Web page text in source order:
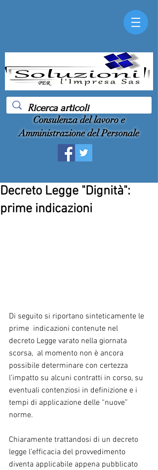
Consulenza del lavoro e
Amministrazione del Personale
Decreto Legge "Dignità":
prime indicazioni
Di seguito si riportano sinteticamente le
prime  indicazioni contenute nel
decreto Legge varato nella giornata
scorsa,  al momento non è ancora
possibile determinare con certezza
l’impatto su alcuni contratti in corso, su
eventuali contenziosi in definizione e i
tempi di applicazione delle “nuove”
norme.
Chiaramente trattandosi di un decreto
legge l’efficacia del provvedimento
diventa applicabile appena pubblicato